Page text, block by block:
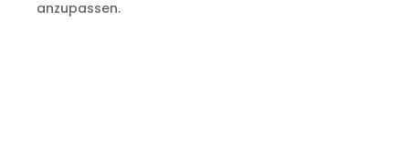
anzupassen.